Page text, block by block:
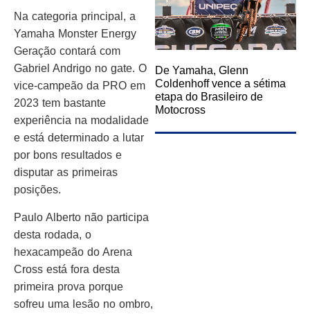
Na categoria principal, a
Yamaha Monster Energy
Geração contará com
Gabriel Andrigo no gate. O
vice-campeão da PRO em
2023 tem bastante
experiência na modalidade
e está determinado a lutar
por bons resultados e
disputar as primeiras
posições.
Paulo Alberto não participa
desta rodada, o
hexacampeão do Arena
Cross está fora desta
primeira prova porque
sofreu uma lesão no ombro,
De Yamaha, Glenn
Coldenhoff vence a sétima
etapa do Brasileiro de
Motocross